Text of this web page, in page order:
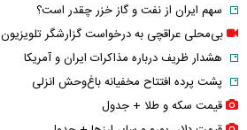
سهم ایران از نفت و گاز خزر چقدر است؟
بی‌محلی عراقچی به درخواست گزارشگر تلویزیون
هشدار ظریف درباره مذاکرات ایران و آمریکا
پشت پرده افتتاح مخفیانه باغ‌وحش انزلی
قیمت سکه و طلا + جدول